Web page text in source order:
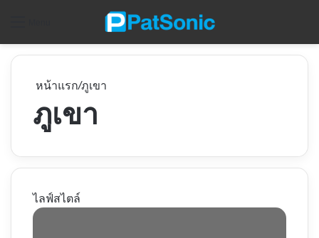
หน้าแรก/ภูเขา
ภูเขา
ไลฟ์สไตล์